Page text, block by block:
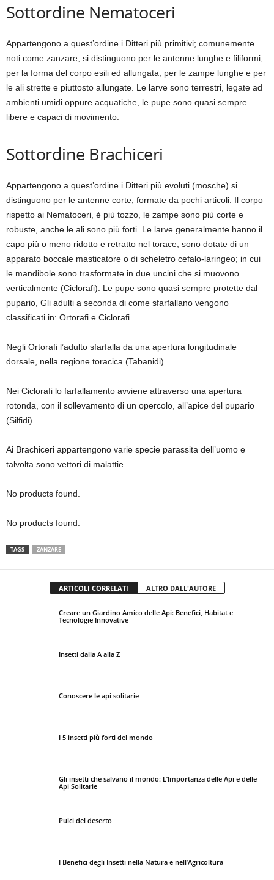
Sottordine Nematoceri
Appartengono a quest’ordine i Ditteri più primitivi; comunemente
noti come zanzare, si distinguono per le antenne lunghe e filiformi,
per la forma del corpo esili ed allungata, per le zampe lunghe e per
le ali strette e piuttosto allungate. Le larve sono terrestri, legate ad
ambienti umidi oppure acquatiche, le pupe sono quasi sempre
libere e capaci di movimento.
Sottordine Brachiceri
Appartengono a quest’ordine i Ditteri più evoluti (mosche) si
distinguono per le antenne corte, formate da pochi articoli. Il corpo
rispetto ai Nematoceri, è più tozzo, le zampe sono più corte e
robuste, anche le ali sono più forti. Le larve generalmente hanno il
capo più o meno ridotto e retratto nel torace, sono dotate di un
apparato boccale masticatore o di scheletro cefalo-laringeo; in cui
le mandibole sono trasformate in due uncini che si muovono
verticalmente (Ciclorafi). Le pupe sono quasi sempre protette dal
pupario, Gli adulti a seconda di come sfarfallano vengono
classificati in: Ortorafi e Ciclorafi.
Negli Ortorafi l’adulto sfarfalla da una apertura longitudinale
dorsale, nella regione toracica (Tabanidi).
Nei Ciclorafi lo farfallamento avviene attraverso una apertura
rotonda, con il sollevamento di un opercolo, all’apice del pupario
(Silfidi).
Ai Brachiceri appartengono varie specie parassita dell’uomo e
talvolta sono vettori di malattie.
No products found.
No products found.
TAGS ZANZARE
ARTICOLI CORRELATI ALTRO DALL'AUTORE
Creare un Giardino Amico delle Api: Benefici, Habitat e
Tecnologie Innovative
Insetti dalla A alla Z
Conoscere le api solitarie
I 5 insetti più forti del mondo
Gli insetti che salvano il mondo: L’Importanza delle Api e delle
Api Solitarie
Pulci del deserto
I Benefici degli Insetti nella Natura e nell’Agricoltura